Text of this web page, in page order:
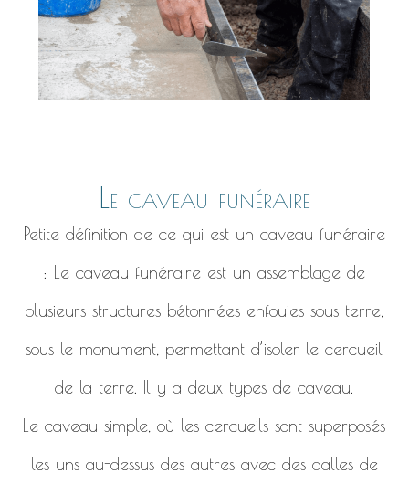
Le caveau funéraire
Petite définition de ce qui est un caveau funéraire
: Le caveau funéraire est un assemblage de
plusieurs structures bétonnées enfouies sous terre,
sous le monument, permettant d’isoler le cercueil
de la terre. Il y a deux types de caveau.
Le caveau simple, où les cercueils sont superposés
les uns au-dessus des autres avec des dalles de